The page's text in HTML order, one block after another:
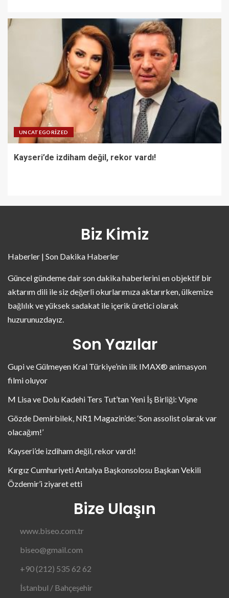
UNCATEGORIZED
Kayseri’de izdiham değil, rekor vardı!
Biz Kimiz
Haberler | Son Dakika Haberler
Güncel gündeme dair son dakika haberlerini en objektif bir
aktarım dili ile siz değerli okurlarımıza aktarırken, ülkemize
bağlılık ve yüksek sadakat ile içerik üretici olarak
huzurunuzdayız.
Son Yazılar
Gupi ve Gülmeyen Kral Türkiye’nin ilk IMAX® animasyon
filmi oluyor
M Lisa ve Dolu Kadehi Ters Tut’tan Yeni İş Birliği: Vişne
Gözde Demirbilek, NR1 Magazin’de: ‘Son assolist olarak var
olacağım!’
Kayseri’de izdiham değil, rekor vardı!
Kırgız Cumhuriyeti Antalya Başkonsolosu Başkan Vekili
Özdemir’i ziyaret etti
Bize Ulaşın
www.biseo.com.tr
biseo@gmail.com
+90 (212) 535 62 62
İstanbul / Bahçeşehir